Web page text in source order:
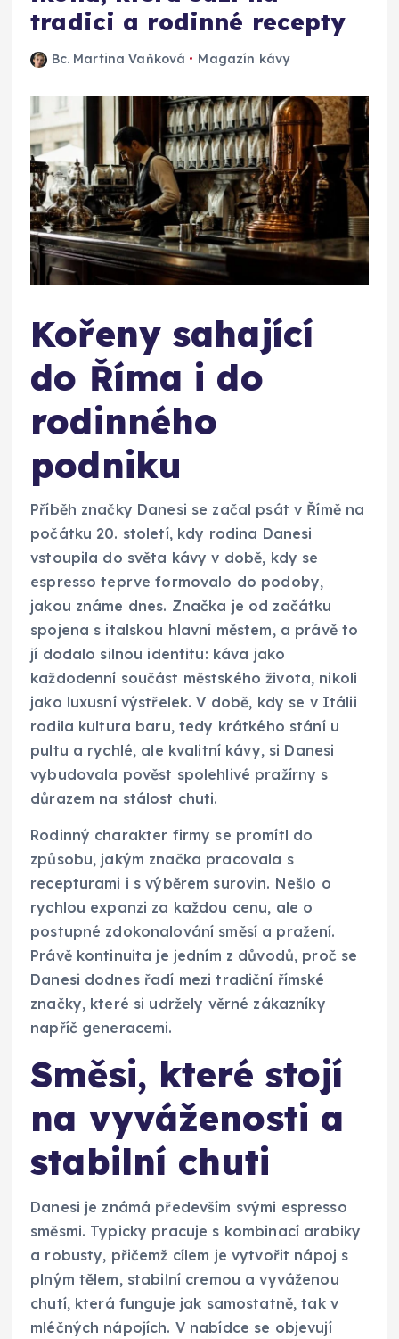
tradici a rodinné recepty
Bc. Martina Vaňková Magazín kávy
Kořeny sahající
do Říma i do
rodinného
podniku
Příběh značky Danesi se začal psát v Římě na
počátku 20. století, kdy rodina Danesi
vstoupila do světa kávy v době, kdy se
espresso teprve formovalo do podoby,
jakou známe dnes. Značka je od začátku
spojena s italskou hlavní městem, a právě to
jí dodalo silnou identitu: káva jako
každodenní součást městského života, nikoli
jako luxusní výstřelek. V době, kdy se v Itálii
rodila kultura baru, tedy krátkého stání u
pultu a rychlé, ale kvalitní kávy, si Danesi
vybudovala pověst spolehlivé pražírny s
důrazem na stálost chuti.
Rodinný charakter firmy se promítl do
způsobu, jakým značka pracovala s
recepturami i s výběrem surovin. Nešlo o
rychlou expanzi za každou cenu, ale o
postupné zdokonalování směsí a pražení.
Právě kontinuita je jedním z důvodů, proč se
Danesi dodnes řadí mezi tradiční římské
značky, které si udržely věrné zákazníky
napříč generacemi.
Směsi, které stojí
na vyváženosti a
stabilní chuti
Danesi je známá především svými espresso
směsmi. Typicky pracuje s kombinací arabiky
a robusty, přičemž cílem je vytvořit nápoj s
plným tělem, stabilní cremou a vyváženou
chutí, která funguje jak samostatně, tak v
mléčných nápojích. V nabídce se objevují